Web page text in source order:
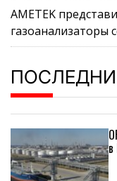
AMETEK
газоанализаторы